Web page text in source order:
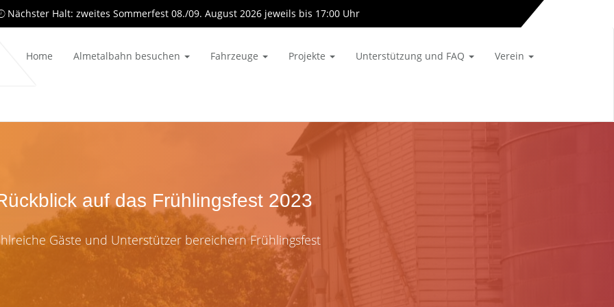
Nächster Halt: zweites Sommerfest 08./09. August 2026 jeweils bis 17:00 Uhr
Home
Almetalbahn besuchen Fahrzeuge Projekte Unterstützung und FAQ Verein
auf das Frühlingsfest 2023
Gäste und Unterstützer bereichern Frühlingsfest